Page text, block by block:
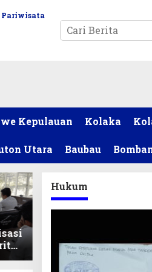
Pariwisata
Kepulauan Kolaka
Utara Baubau
Hukum